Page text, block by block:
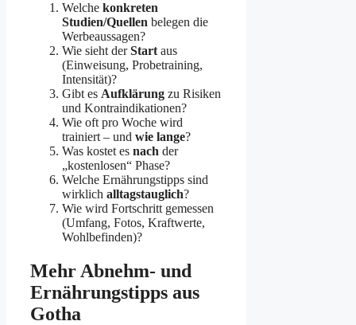
Welche konkreten
Studien/Quellen belegen die
Werbeaussagen?
Wie sieht derStart aus
(Einweisung, Probetraining,
Intensität)?
Gibt es Aufklärung zu Risiken
und Kontraindikationen?
Wie oft pro Woche wird
trainiert – und wie lange?
Was kostet es nach der
„kostenlosen“ Phase?
Welche Ernährungstipps sind
wirklich alltagstauglich?
Wie wird Fortschritt gemessen
(Umfang, Fotos, Kraftwerte,
Wohlbefinden)?
Mehr Abnehm- und
Ernährungstipps aus
Gotha